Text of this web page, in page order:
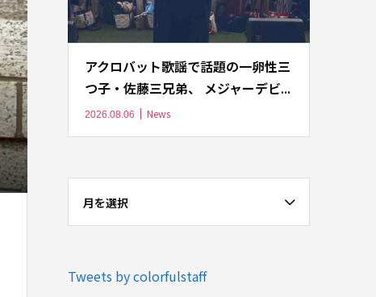
アクロバット歌謡で話題の一卵性三
つ子・佐藤三兄弟、 メジャーデビ...
2026.08.06 News
月を選択
Tweets by colorfulstaff